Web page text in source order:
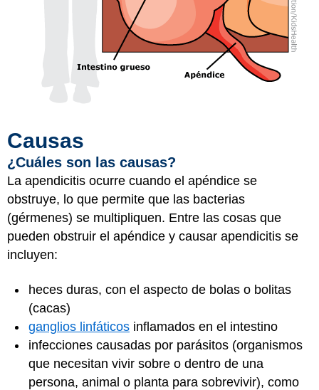
Causas
¿Cuáles son las causas?
La apendicitis ocurre cuando el apéndice se
obstruye, lo que permite que las bacterias
(gérmenes) se multipliquen. Entre las cosas que
pueden obstruir el apéndice y causar apendicitis se
incluyen:
heces duras, con el aspecto de bolas o bolitas
(cacas)
ganglios linfáticos inflamados en el intestino
infecciones causadas por parásitos (organismos
que necesitan vivir sobre o dentro de una
persona, animal o planta para sobrevivir), como